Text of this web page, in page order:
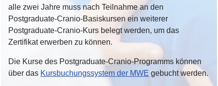
alle zwei Jahre muss nach Teilnahme an den
Postgraduate-Cranio-Basiskursen ein weiterer
Postgraduate-Cranio-Kurs belegt werden, um das
Zertifikat erwerben zu können.
Die Kurse des Postgraduate-Cranio-Programms können
über das Kursbuchungssystem der MWE gebucht werden.